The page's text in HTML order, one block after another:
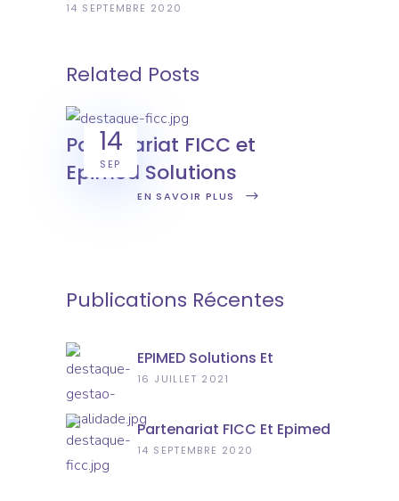
14 SEPTEMBRE 2020
Related Posts
14
SEP
Partenariat FICC et
Epimed Solutions
EN SAVOIR PLUS
Publications Récentes
EPIMED Solutions Et
AiiNTENSE Annoncent Un
Pour La Distribution En
France Des Solutions
D’EPIMED Solutions
16 JUILLET 2021
Partenariat FICC Et Epimed
Solutions
14 SEPTEMBRE 2020